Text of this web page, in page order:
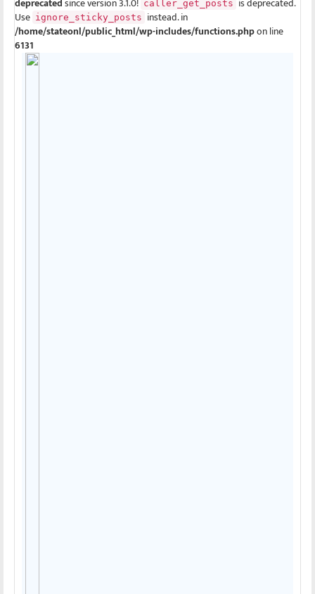
caller_get_posts
Use ignore_sticky_posts instead. in
/home/stateonl/public_html/wp-includes/functions.phpon line
6131